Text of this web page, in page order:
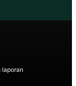
laporan